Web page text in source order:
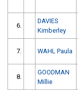
6.
DAVIES
Kimberley
7. WAHL Paula
8.
GOODMAN
Millie